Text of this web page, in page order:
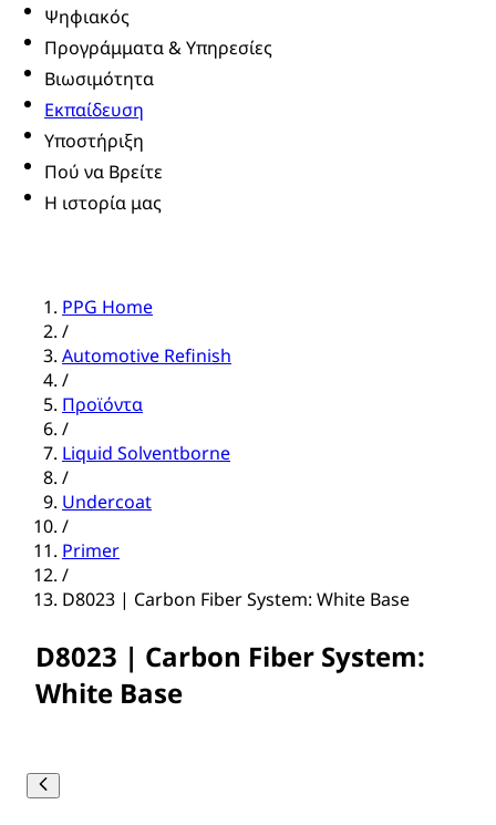
Ψηφιακός
Προγράμματα & Υπηρεσίες
Βιωσιμότητα
Εκπαίδευση
Υποστήριξη
Πού να Βρείτε
Η ιστορία μας
PPG Home
/
Automotive Refinish
/
Προϊόντα
/
Liquid Solventborne
/
Undercoat
/
Primer
/
D8023 | Carbon Fiber System: White Base
D8023 | Carbon Fiber System:
White Base